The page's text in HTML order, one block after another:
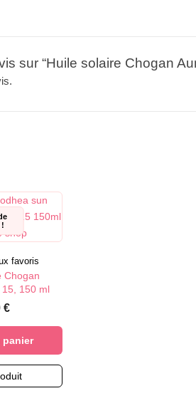
sur “Huile solaire Chogan
!
favoris
Chogan
150 ml
€
panier